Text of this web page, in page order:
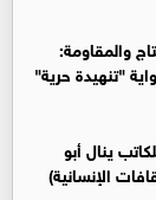
والمقاومة:
"تنهيدة حرية"
ينال أبو
الإنسانية)